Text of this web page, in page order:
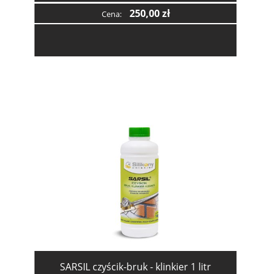
Cena: 250,00 zł
SARSIL czyścik-bruk - klinkier 1 litr